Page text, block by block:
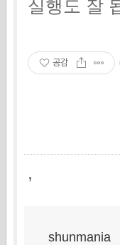
실행도 잘
공감
,
shunmania